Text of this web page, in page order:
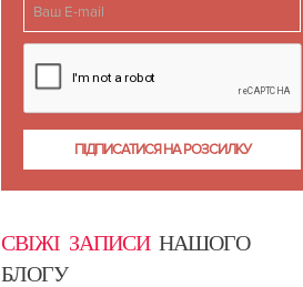
СВІЖІ ЗАПИСИНАШОГО
БЛОГУ